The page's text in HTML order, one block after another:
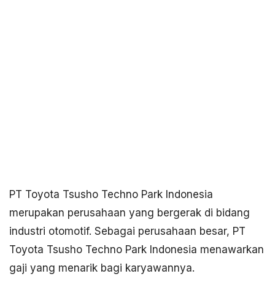
PT Toyota Tsusho Techno Park Indonesia
merupakan perusahaan yang bergerak di bidang
industri otomotif. Sebagai perusahaan besar, PT
Toyota Tsusho Techno Park Indonesia menawarkan
gaji yang menarik bagi karyawannya.